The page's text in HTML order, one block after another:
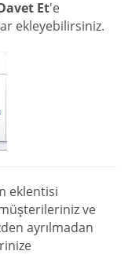
Et'e
ekleyebilirsiniz.
eklentisi
ve
ayrılmadan